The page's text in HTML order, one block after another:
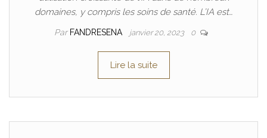
domaines, y compris les soins de santé. L’IA est…
Par FANDRESENA janvier 20, 2023 0
Lire la suite